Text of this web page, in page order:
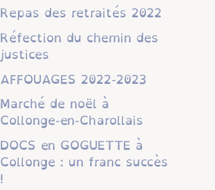
Repas des retraités 2022
Réfection du chemin des
justices
AFFOUAGES 2022-2023
Marché de noël à
Collonge-en-Charollais
DOCS en GOGUETTE à
Collonge : un franc succès
!